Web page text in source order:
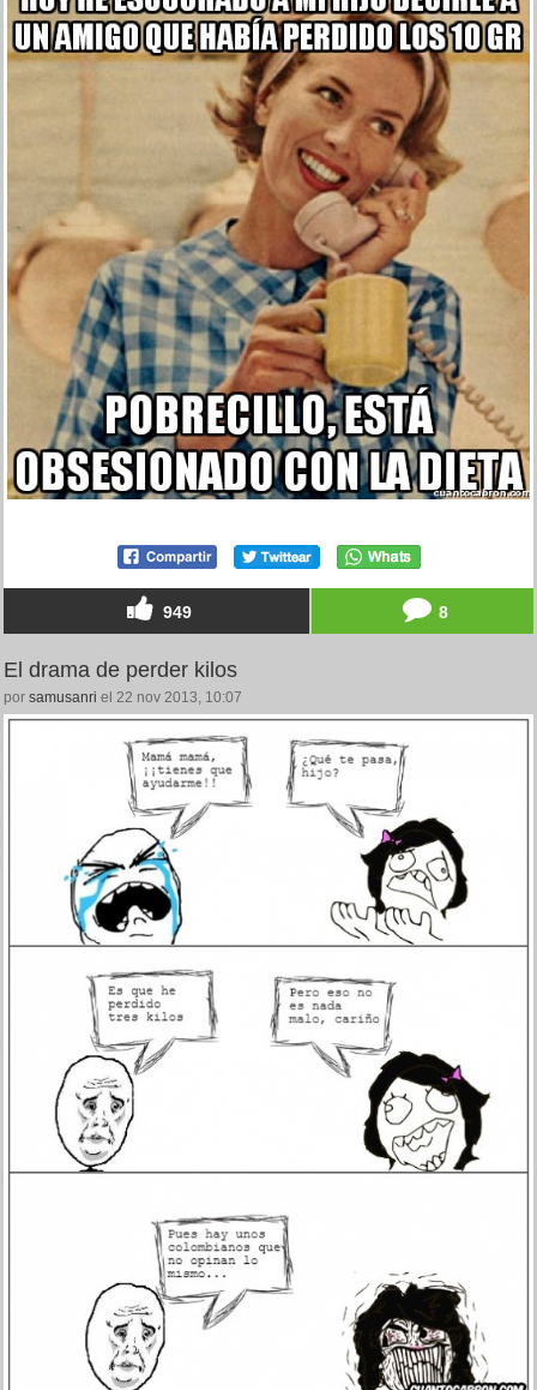
949 8
El drama de perder kilos
por samusanri el 22 nov 2013, 10:07